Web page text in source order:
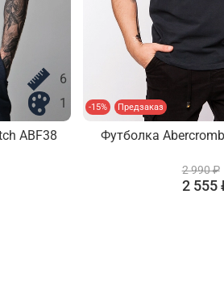
6
1
ABF38
-15% Предзаказ
Футболка
2 990 ₽
2 555